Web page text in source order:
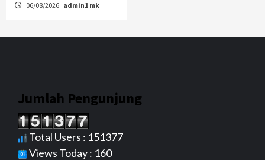
06/08/2026 admin1 mk
Jumlah Pengunjung
Total Users : 151377
Views Today : 160